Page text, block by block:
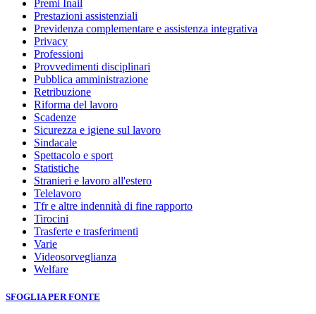
Premi Inail
Prestazioni assistenziali
Previdenza complementare e assistenza integrativa
Privacy
Professioni
Provvedimenti disciplinari
Pubblica amministrazione
Retribuzione
Riforma del lavoro
Scadenze
Sicurezza e igiene sul lavoro
Sindacale
Spettacolo e sport
Statistiche
Stranieri e lavoro all'estero
Telelavoro
Tfr e altre indennità di fine rapporto
Tirocini
Trasferte e trasferimenti
Varie
Videosorveglianza
Welfare
SFOGLIA PER FONTE